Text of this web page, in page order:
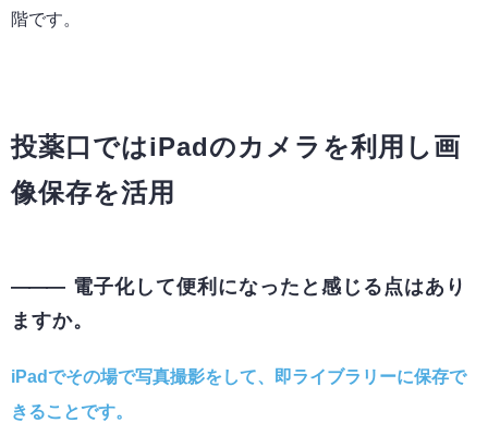
階です。
投薬口ではiPadのカメラを利用し画
像保存を活用
電子化して便利になったと感じる点はあり
ますか。
iPadでその場で写真撮影をして、即ライブラリーに保存で
きることです。